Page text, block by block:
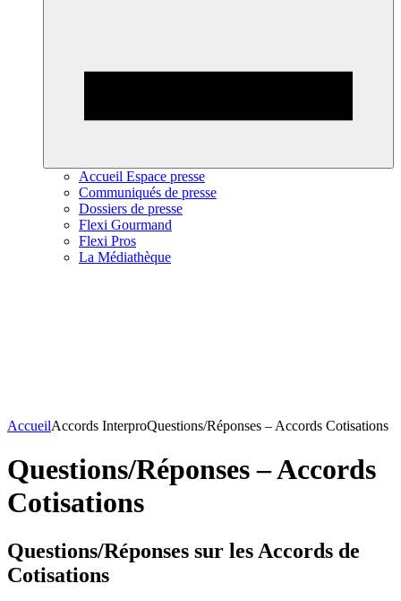
Accueil Espace presse
Communiqués de presse
Dossiers de presse
Flexi Gourmand
Flexi Pros
La Médiathèque
AccueilAccords InterproQuestions/Réponses – Accords Cotisations
Questions/Réponses – Accords
Cotisations
Questions/Réponses sur les Accords de
Cotisations